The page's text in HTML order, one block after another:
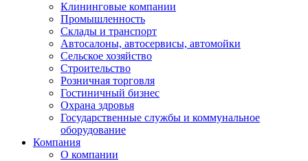
Клининговые компании
Промышленность
Склады и транспорт
Автосалоны, автосервисы, автомойки
Сельское хозяйство
Строительство
Розничная торговля
Гостиничный бизнес
Охрана здровья
Государственные службы и коммунальное
оборудование
Компания
О компании